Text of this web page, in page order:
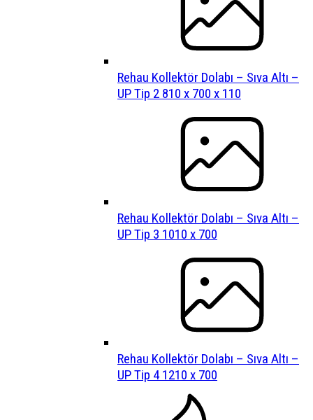
Rehau Kollektör Dolabı – Sıva Altı –
UP Tip 2 810 x 700 x 110
Rehau Kollektör Dolabı – Sıva Altı –
UP Tip 3 1010 x 700
Rehau Kollektör Dolabı – Sıva Altı –
UP Tip 4 1210 x 700